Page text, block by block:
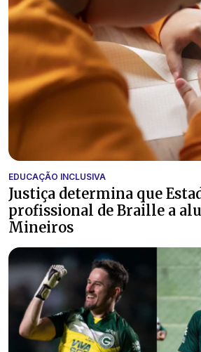
EDUCAÇÃO INCLUSIVA
Justiça determina que
profissional de Braille a
Mineiros